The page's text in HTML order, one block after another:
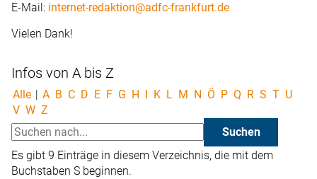
E-Mail: internet-redaktion@adfc-frankfurt.de
Vielen Dank!
Infos von A bis Z
Alle | A B C D E F G H I K L M N Ö P Q R S T U
V W Z
Es gibt 9 Einträge in diesem Verzeichnis, die mit dem
Buchstaben S beginnen.